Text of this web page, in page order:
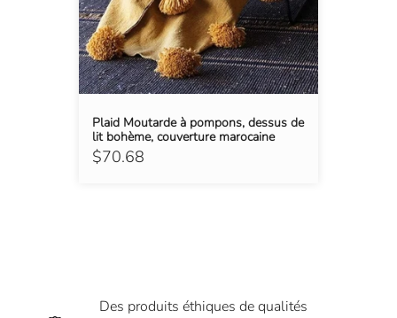
$70.68
Plaid Moutarde à pompons, dessus de
lit bohème, couverture marocaine
Des produits éthiques de qualités